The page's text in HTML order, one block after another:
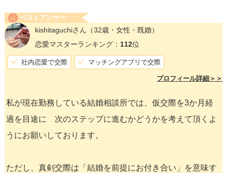
ベストアンサー
kishitaguchiさん （32歳・女性・既婚）
恋愛マスターランキング： 112位
社内恋愛で交際 マッチングアプリで交際
プロフィール詳細＞＞
私が現在勤務している結婚相談所では、仮交際を3か月経
過を目途に 次のステップに進むかどうかを考えて頂くよ
うにお願いしております。
ただし、真剣交際は「結婚を前提にお付き合い」を意味す